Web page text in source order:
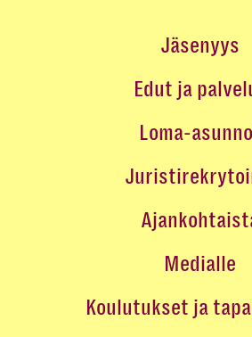
Jäsenyys
Edut ja
Loma-
Medialle
Koulutukset ja